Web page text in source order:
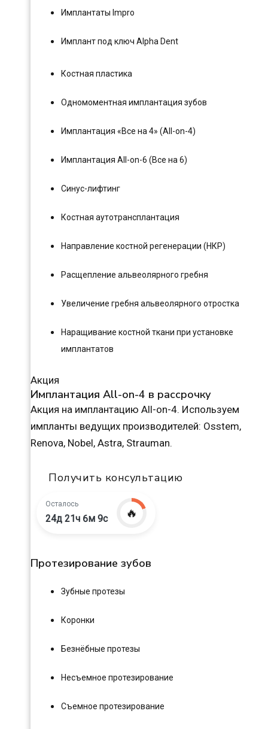
Имплантаты Impro
Имплант под ключ Alpha Dent
Костная пластика
Одномоментная имплантация зубов
Имплантация «Все на 4» (All-on-4)
Имплантация All-on-6 (Все на 6)
Синус-лифтинг
Костная аутотрансплантация
Направление костной регенерации (НКР)
Расщепление альвеолярного гребня
Увеличение гребня альвеолярного отростка
Наращивание костной ткани при установке
имплантатов
Акция
Имплантация All-on-4 в рассрочку
Акция на имплантацию All-on-4. Используем
импланты ведущих производителей: Osstem,
Renova, Nobel, Astra, Strauman.
Получить консультацию
Осталось
24д 21ч 6м 8с 🔥
Протезирование зубов
Зубные протезы
Коронки
Безнёбные протезы
Несъемное протезирование
Съемное протезирование